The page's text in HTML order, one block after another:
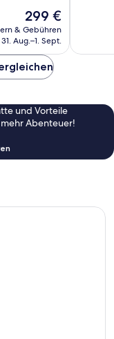
Der
Preis
beträgt
299 €
& Gebühren
31. Aug.–1. Sept.
und Vorteile
Abenteuer!